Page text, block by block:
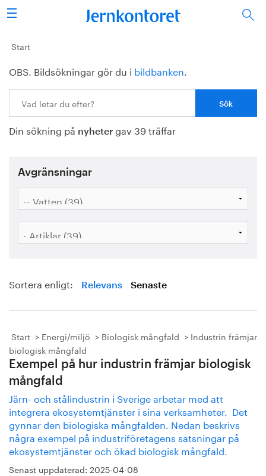
Sök
Stålindustrin
Vision 2050
Forskning/utbildning
Energi/miljö
Vi tycker
Bildbank
Start
OBS. Bildsökningar gör du i bildbanken.
Din sökning på nyheter gav 39 träffar
Avgränsningar
Sortera enligt: Relevans Senaste
Start Energi/miljö Biologisk mångfald
Industrin främjar
biologisk mångfald
Exempel på hur industrin främjar biologisk
mångfald
Järn- och stålindustrin i Sverige arbetar med att
integrera ekosystemtjänster i sina verksamheter. Det
gynnar den biologiska mångfalden. Nedan beskrivs
några exempel på industriföretagens satsningar på
ekosystemtjänster och ökad biologisk mångfald.
Senast uppdaterad: 2025-04-08